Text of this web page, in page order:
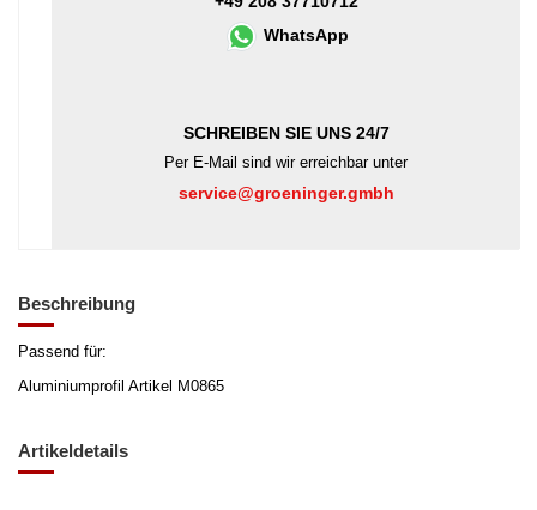
WhatsApp
SCHREIBEN SIE UNS 24/7
Per E-Mail sind wir erreichbar unter
service@groeninger.gmbh
Beschreibung
Passend für:
Aluminiumprofil Artikel M0865
Artikeldetails